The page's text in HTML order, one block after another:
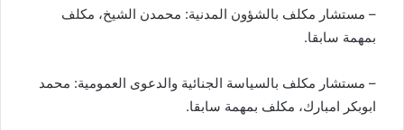
– مستشار مكلف بالشؤون المدنية: محمدن الشيخ، مكلف
بمهمة سابقا.
– مستشار مكلف بالسياسة الجنائية والدعوى العمومية: محمد
ابوبكر امبارك، مكلف بمهمة سابقا.